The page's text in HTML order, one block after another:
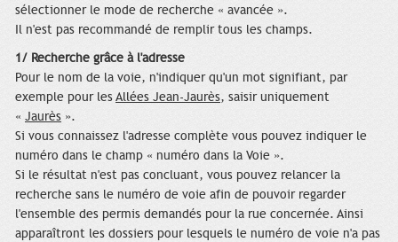
sélectionner le mode de recherche « avancée ».
Il n'est pas recommandé de remplir tous les champs.
1/ Recherche grâce à l'adresse
Pour le nom de la voie, n'indiquer qu'un mot signifiant, par
exemple pour lesAllées Jean-Jaurès, saisir uniquement
« Jaurès ».
Si vous connaissez l'adresse complète vous pouvez indiquer le
numéro dans le champ « numéro dans la Voie ».
Si le résultat n'est pas concluant, vous pouvez relancer la
recherche sans le numéro de voie afin de pouvoir regarder
l'ensemble des permis demandés pour la rue concernée. Ainsi
apparaîtront les dossiers pour lesquels le numéro de voie n'a pas